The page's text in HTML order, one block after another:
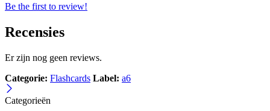
Be the first to review!
Recensies
Er zijn nog geen reviews.
Categorie: Flashcards Label: a6
Categorieën